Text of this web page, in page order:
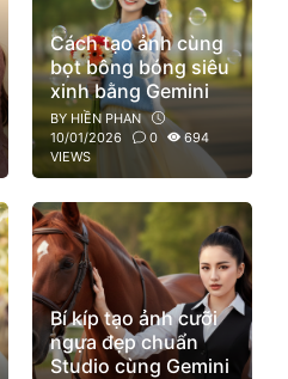
Cách tạo ảnh cùng
bọt bông bóng siêu
xinh bằng Gemini
BYHIỀN PHAN
10/01/2026
0
694
VIEWS
Bí kíp tạo ảnh cưỡi
ngựa đẹp chuẩn
Studio cùng Gemini